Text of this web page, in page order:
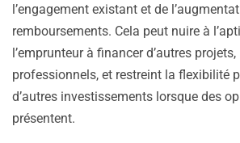
l’engagement existant et de
remboursements. Cela peut nuire à
l’emprunteur à financer d’autres
professionnels, et restreint la flexibilité
d’autres investissements lorsque des
présentent.